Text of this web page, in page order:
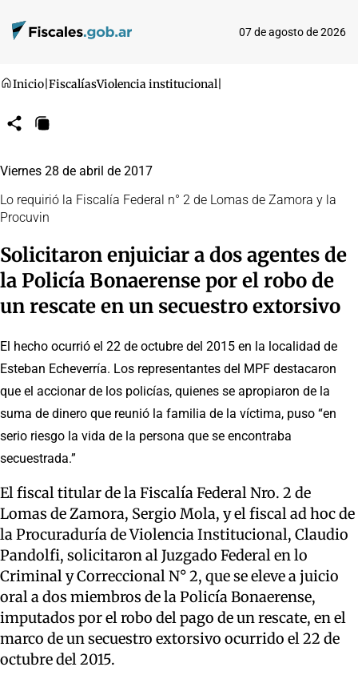
07 de agosto de 2026
Inicio FiscalíasViolencia institucional
CompartirCopiar
Viernes 28 de abril de 2017
Lo requirió la Fiscalía Federal n° 2 de Lomas de Zamora y la
Procuvin
Solicitaron enjuiciar a dos agentes de
la Policía Bonaerense por el robo de
un rescate en un secuestro extorsivo
El hecho ocurrió el 22 de octubre del 2015 en la localidad de
Esteban Echeverría. Los representantes del MPF destacaron
que el accionar de los policías, quienes se apropiaron de la
suma de dinero que reunió la familia de la víctima, puso “en
serio riesgo la vida de la persona que se encontraba
secuestrada.”
El fiscal titular de la Fiscalía Federal Nro. 2 de
Lomas de Zamora, Sergio Mola, y el fiscal ad hoc de
la Procuraduría de Violencia Institucional, Claudio
Pandolfi, solicitaron al Juzgado Federal en lo
Criminal y Correccional N° 2, que se eleve a juicio
oral a dos miembros de la Policía Bonaerense,
imputados por el robo del pago de un rescate, en el
marco de un secuestro extorsivo ocurrido el 22 de
octubre del 2015.